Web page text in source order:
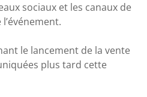
sociaux et les canaux de
le lancement de la vente
plus tard cette